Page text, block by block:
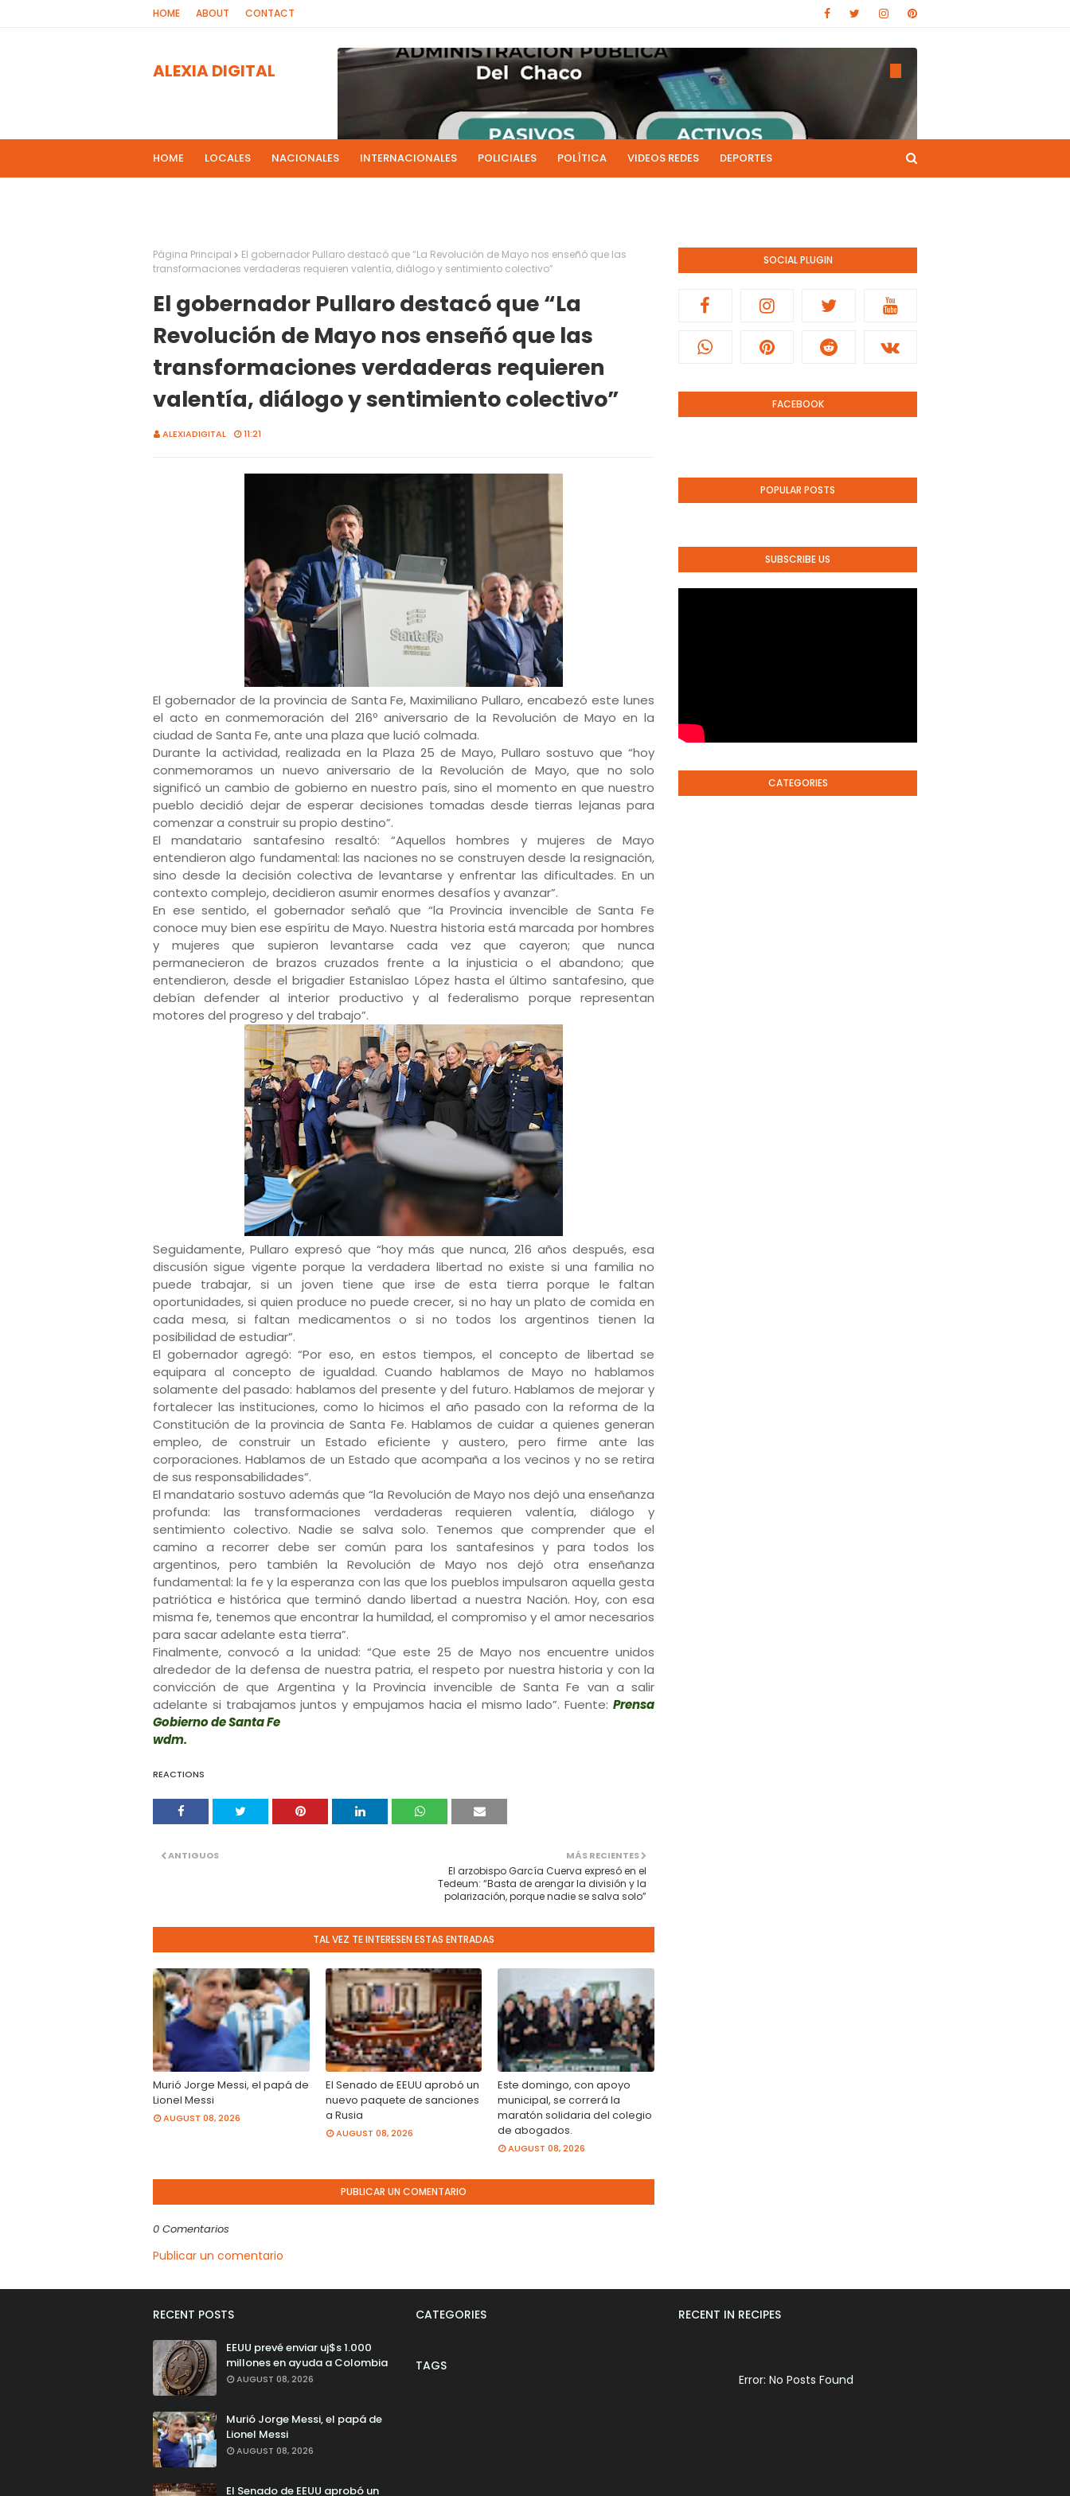
HOME ABOUT CONTACT
ALEXIA DIGITAL
HOME LOCALES NACIONALES INTERNACIONALES POLICIALES POLÍTICA VIDEOS REDES DEPORTES
Página Principal
El gobernador Pullaro destacó que “La Revolución de Mayo nos enseñó que las
transformaciones verdaderas requieren valentía, diálogo y sentimiento colectivo”
El gobernador Pullaro destacó que “La
Revolución de Mayo nos enseñó que las
transformaciones verdaderas requieren
valentía, diálogo y sentimiento colectivo”
ALEXIADIGITAL 11:21
El gobernador de la provincia de Santa Fe, Maximiliano Pullaro, encabezó este lunes
el acto en conmemoración del 216º aniversario de la Revolución de Mayo en la
ciudad de Santa Fe, ante una plaza que lució colmada.
Durante la actividad, realizada en la Plaza 25 de Mayo, Pullaro sostuvo que “hoy
conmemoramos un nuevo aniversario de la Revolución de Mayo, que no solo
significó un cambio de gobierno en nuestro país, sino el momento en que nuestro
pueblo decidió dejar de esperar decisiones tomadas desde tierras lejanas para
comenzar a construir su propio destino”.
El mandatario santafesino resaltó: “Aquellos hombres y mujeres de Mayo
entendieron algo fundamental: las naciones no se construyen desde la resignación,
sino desde la decisión colectiva de levantarse y enfrentar las dificultades. En un
contexto complejo, decidieron asumir enormes desafíos y avanzar”.
En ese sentido, el gobernador señaló que “la Provincia invencible de Santa Fe
conoce muy bien ese espíritu de Mayo. Nuestra historia está marcada por hombres
y mujeres que supieron levantarse cada vez que cayeron; que nunca
permanecieron de brazos cruzados frente a la injusticia o el abandono; que
entendieron, desde el brigadier Estanislao López hasta el último santafesino, que
debían defender al interior productivo y al federalismo porque representan
motores del progreso y del trabajo”.
Seguidamente, Pullaro expresó que “hoy más que nunca, 216 años después, esa
discusión sigue vigente porque la verdadera libertad no existe si una familia no
puede trabajar, si un joven tiene que irse de esta tierra porque le faltan
oportunidades, si quien produce no puede crecer, si no hay un plato de comida en
cada mesa, si faltan medicamentos o si no todos los argentinos tienen la
posibilidad de estudiar”.
El gobernador agregó: “Por eso, en estos tiempos, el concepto de libertad se
equipara al concepto de igualdad. Cuando hablamos de Mayo no hablamos
solamente del pasado: hablamos del presente y del futuro. Hablamos de mejorar y
fortalecer las instituciones, como lo hicimos el año pasado con la reforma de la
Constitución de la provincia de Santa Fe. Hablamos de cuidar a quienes generan
empleo, de construir un Estado eficiente y austero, pero firme ante las
corporaciones. Hablamos de un Estado que acompaña a los vecinos y no se retira
de sus responsabilidades”.
El mandatario sostuvo además que “la Revolución de Mayo nos dejó una enseñanza
profunda: las transformaciones verdaderas requieren valentía, diálogo y
sentimiento colectivo. Nadie se salva solo. Tenemos que comprender que el
camino a recorrer debe ser común para los santafesinos y para todos los
argentinos, pero también la Revolución de Mayo nos dejó otra enseñanza
fundamental: la fe y la esperanza con las que los pueblos impulsaron aquella gesta
patriótica e histórica que terminó dando libertad a nuestra Nación. Hoy, con esa
misma fe, tenemos que encontrar la humildad, el compromiso y el amor necesarios
para sacar adelante esta tierra”.
Finalmente, convocó a la unidad: “Que este 25 de Mayo nos encuentre unidos
alrededor de la defensa de nuestra patria, el respeto por nuestra historia y con la
convicción de que Argentina y la Provincia invencible de Santa Fe van a salir
adelante si trabajamos juntos y empujamos hacia el mismo lado”. Fuente: Prensa
Gobierno de Santa Fe
wdm.
REACTIONS
MÁS RECIENTES
El arzobispo García Cuerva expresó en el
Tedeum: “Basta de arengar la división y la
polarización, porque nadie se salva solo”
ANTIGUOS
TAL VEZ TE INTERESEN ESTAS ENTRADAS
Murió Jorge Messi, el papá de
Lionel Messi
AUGUST 08, 2026
El Senado de EEUU aprobó un
nuevo paquete de sanciones
a Rusia
AUGUST 08, 2026
Este domingo, con apoyo
municipal, se correrá la
maratón solidaria del colegio
de abogados.
AUGUST 08, 2026
PUBLICAR UN COMENTARIO
0 Comentarios
Publicar un comentario
SOCIAL PLUGIN
FACEBOOK
POPULAR POSTS
SUBSCRIBE US
CATEGORIES
RECENT POSTS
EEUU prevé enviar uj$s 1.000
millones en ayuda a Colombia
AUGUST 08, 2026
Murió Jorge Messi, el papá de
Lionel Messi
AUGUST 08, 2026
El Senado de EEUU aprobó un
CATEGORIES
TAGS
RECENT IN RECIPES
Error: No Posts Found